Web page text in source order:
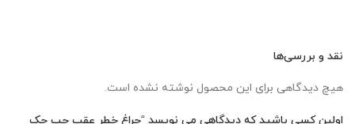
نقد و بررسی‌ها
هیچ دیدگاهی برای این محصول نوشته نشده است.
اولین کسی باشید که دیدگاهی می نویسد “چراغ خطر عقب چپ جک